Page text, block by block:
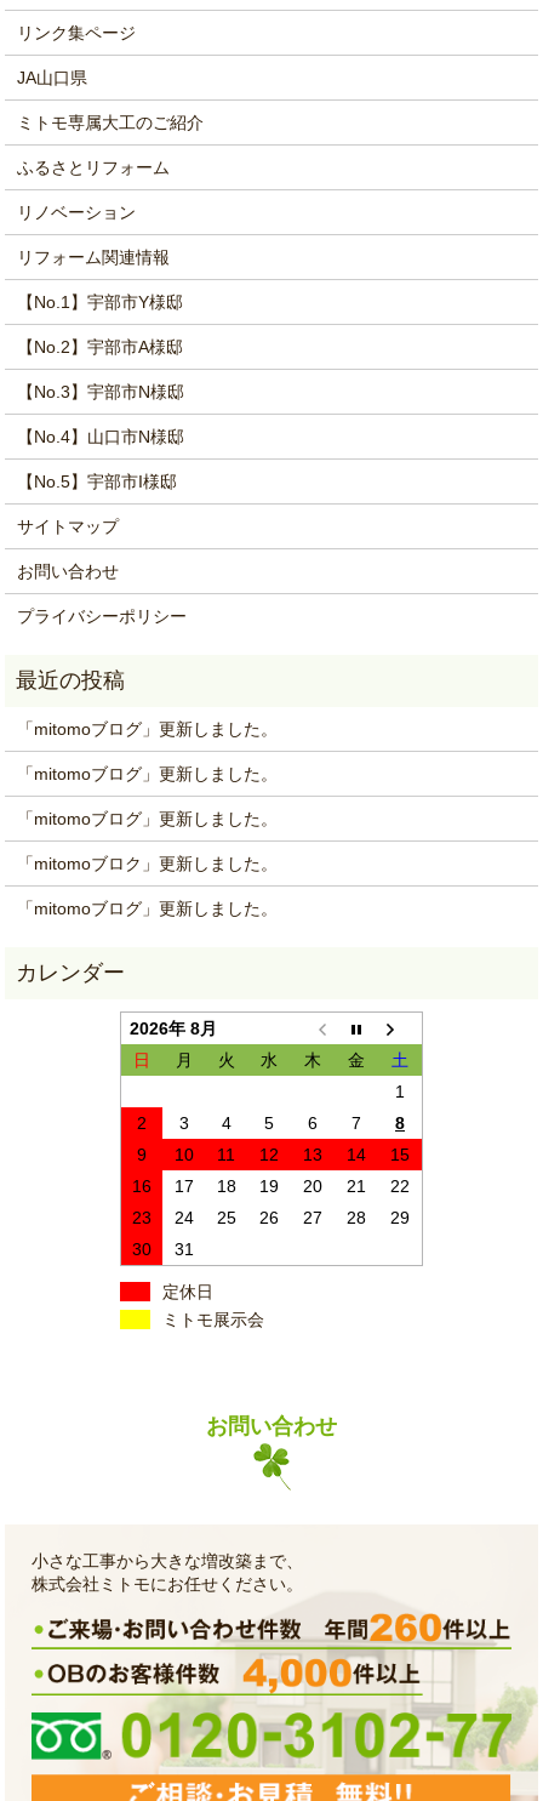
リンク集ページ
JA山口県
ミトモ専属大工のご紹介
ふるさとリフォーム
リノベーション
リフォーム関連情報
【No.1】宇部市Y様邸
【No.2】宇部市A様邸
【No.3】宇部市N様邸
【No.4】山口市N様邸
【No.5】宇部市I様邸
サイトマップ
お問い合わせ
プライバシーポリシー
「mitomoブログ」更新しました。
「mitomoブログ」更新しました。
「mitomoブログ」更新しました。
「mitomoブロク」更新しました。
「mitomoブログ」更新しました。
2026年 8月
日
月 火 水 木 金
土
1
2
3 4 5 6 7
8
9
10 11 12 13 14
15
16
17 18 19 20 21
22
23
24 25 26 27 28
29
30
31
定休日
ミトモ展示会
お問い合わせ
小さな工事から大きな増改築まで、
株式会社ミトモにお任せください。